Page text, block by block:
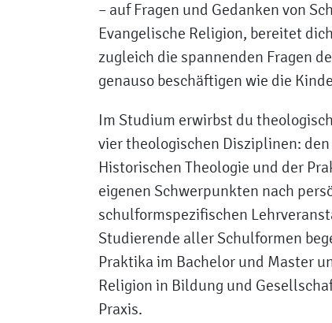
– auf Fragen und Gedanken von
Evangelische Religion, bereitet
zugleich die spannenden Fragen
genauso beschäftigen wie die
Im Studium erwirbst du
vier theologischen Disziplinen:
Historischen Theologie und der
eigenen Schwerpunkten nach
schulformspezifischen
Studierende aller Schulformen
Praktika im Bachelor und Master
Religion in Bildung und
Praxis.